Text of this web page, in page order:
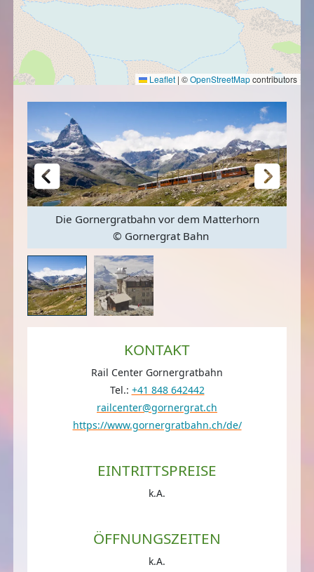
Leaflet | ©OpenStreetMapcontributors
Die Gornergratbahn vor dem Matterhorn
© Gornergrat Bahn
KONTAKT
Rail Center Gornergratbahn
Tel.: +41 848 642442
railcenter@gornergrat.ch
https://www.gornergratbahn.ch/de/
EINTRITTSPREISE
k.A.
ÖFFNUNGSZEITEN
k.A.